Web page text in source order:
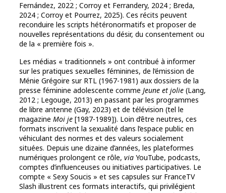
Fernández, 2022 ; Corroy et Ferrandery, 2024 ; Breda,
2024 ; Corroy et Pourrez, 2025). Ces récits peuvent
reconduire les scripts hétéronormatifs et proposer de
nouvelles représentations du désir, du consentement ou
de la « première fois ».
Les médias « traditionnels » ont contribué à informer
sur les pratiques sexuelles féminines, de l’émission de
Ménie Grégoire sur RTL (1967-1981) aux dossiers de la
presse féminine adolescente comme Jeune et jolie (Lang,
2012 ; Legouge, 2013) en passant par les programmes
de libre antenne (Gay, 2023) et de télévision (tel le
magazine Moi je [1987-1989]). Loin d’être neutres, ces
formats inscrivent la sexualité dans l’espace public en
véhiculant des normes et des valeurs socialement
situées. Depuis une dizaine d’années, les plateformes
numériques prolongent ce rôle, via YouTube, podcasts,
comptes d’influenceuses ou initiatives participatives. Le
compte « Sexy Soucis » et ses capsules sur FranceTV
Slash illustrent ces formats interactifs, qui privilégient